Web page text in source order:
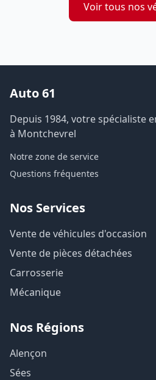
Voir tous nos
Auto 61
Depuis 1984, votre spécialiste
à Montchevrel
Notre zone de service
Questions fréquentes
Nos Services
Vente de véhicules d'occasion
Vente de pièces détachées
Carrosserie
Mécanique
Nos Régions
Alençon
Sées